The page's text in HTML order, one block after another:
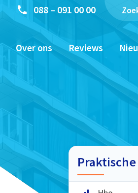
088 – 091 00 00
Over ons Reviews